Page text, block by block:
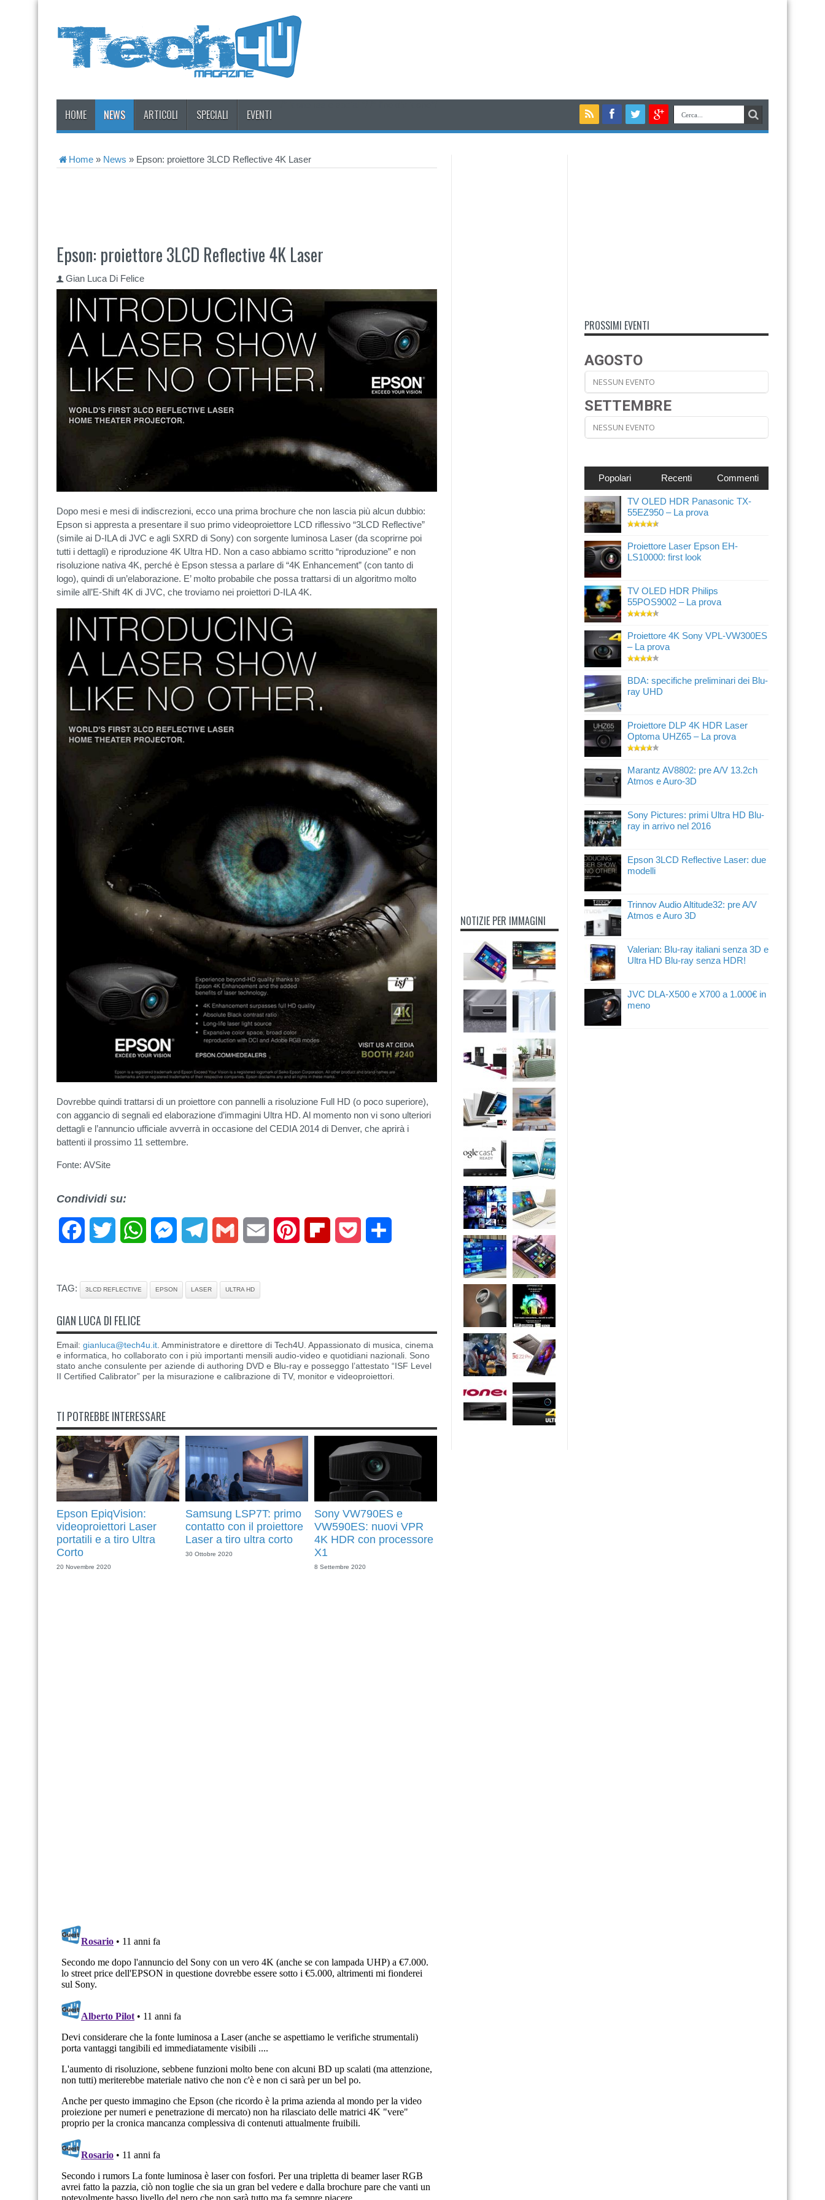
HOME NEWS ARTICOLI SPECIALI EVENTI
Home » News » Epson: proiettore 3LCD Reflective 4K Laser
Epson: proiettore 3LCD Reflective 4K Laser
Gian Luca Di Felice
Dopo mesi e mesi di indiscrezioni, ecco una prima brochure che non lascia più alcun dubbio:
Epson si appresta a presentare il suo primo videoproiettore LCD riflessivo “3LCD Reflective”
(simile ai D-ILA di JVC e agli SXRD di Sony) con sorgente luminosa Laser (da scoprirne poi
tutti i dettagli) e riproduzione 4K Ultra HD. Non a caso abbiamo scritto “riproduzione” e non
risoluzione nativa 4K, perché è Epson stessa a parlare di “4K Enhancement” (con tanto di
logo), quindi di un’elaborazione. E’ molto probabile che possa trattarsi di un algoritmo molto
simile all’E-Shift 4K di JVC, che troviamo nei proiettori D-ILA 4K.
Dovrebbe quindi trattarsi di un proiettore con pannelli a risoluzione Full HD (o poco superiore),
con aggancio di segnali ed elaborazione d’immagini Ultra HD. Al momento non vi sono ulteriori
dettagli e l’annuncio ufficiale avverrà in occasione del CEDIA 2014 di Denver, che aprirà i
battenti il prossimo 11 settembre.
Fonte: AVSite
Condividi su:
FacebookTwitter WhatsAppMessengerTelegramGmail Email Pinterest FlipboardPocket
TAG: 3LCD REFLECTIVE EPSON LASER ULTRA HD
GIAN LUCA DI FELICE
Email: gianluca@tech4u.it. Amministratore e direttore di Tech4U. Appassionato di musica, cinema
e informatica, ho collaborato con i più importanti mensili audio-video e quotidiani nazionali. Sono
stato anche consulente per aziende di authoring DVD e Blu-ray e posseggo l’attestato “ISF Level
II Certified Calibrator” per la misurazione e calibrazione di TV, monitor e videoproiettori.
TI POTREBBE INTERESSARE
Epson EpiqVision:
videoproiettori Laser
portatili e a tiro Ultra
Corto
20 Novembre 2020
Samsung LSP7T: primo
contatto con il proiettore
Laser a tiro ultra corto
30 Ottobre 2020
Sony VW790ES e
VW590ES: nuovi VPR
4K HDR con processore
X1
8 Settembre 2020
NOTIZIE PER IMMAGINI
PROSSIMI EVENTI
AGOSTO
NESSUN EVENTO
SETTEMBRE
NESSUN EVENTO
Popolari Recenti Commenti
TV OLED HDR Panasonic TX-
55EZ950 – La prova
Proiettore Laser Epson EH-
LS10000: first look
TV OLED HDR Philips
55POS9002 – La prova
Proiettore 4K Sony VPL-VW300ES
– La prova
BDA: specifiche preliminari dei Blu-
ray UHD
Proiettore DLP 4K HDR Laser
Optoma UHZ65 – La prova
Marantz AV8802: pre A/V 13.2ch
Atmos e Auro-3D
Sony Pictures: primi Ultra HD Blu-
ray in arrivo nel 2016
Epson 3LCD Reflective Laser: due
modelli
Trinnov Audio Altitude32: pre A/V
Atmos e Auro 3D
Valerian: Blu-ray italiani senza 3D e
Ultra HD Blu-ray senza HDR!
JVC DLA-X500 e X700 a 1.000€ in
meno